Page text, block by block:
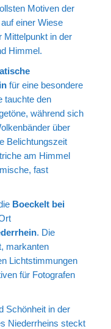
Motiven der
einer Wiese
Mittelpunkt in der
Himmel.
für eine besondere
tauchte den
während sich
über
Belichtungszeit
am Himmel
fast
Boeckelt bei
. Die
markanten
Lichtstimmungen
für Fotografen
Schönheit in der
Niederrheins steckt